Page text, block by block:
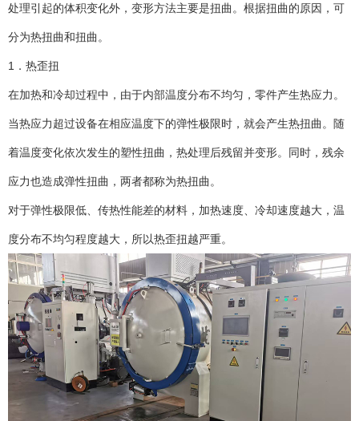
处理引起的体积变化外，变形方法主要是扭曲。根据扭曲的原因，可
分为热扭曲和扭曲。
1．热歪扭
在加热和冷却过程中，由于内部温度分布不均匀，零件产生热应力。
当热应力超过设备在相应温度下的弹性极限时，就会产生热扭曲。随
着温度变化依次发生的塑性扭曲，热处理后残留并变形。同时，残余
应力也造成弹性扭曲，两者都称为热扭曲。
对于弹性极限低、传热性能差的材料，加热速度、冷却速度越大，温
度分布不均匀程度越大，所以热歪扭越严重。